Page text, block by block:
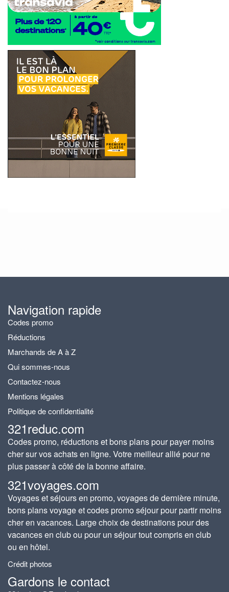
Navigation rapide
Codes promo
Réductions
Marchands de A à Z
Qui sommes-nous
Contactez-nous
Mentions légales
Politique de confidentialité
321reduc.com
Codes promo, réductions et bons plans pour payer moins
cher sur vos achats en ligne. Votre meilleur allié pour ne
plus passer à côté de la bonne affaire.
321voyages.com
Voyages et séjours en promo, voyages de dernière minute,
bons plans voyage et codes promo séjour pour partir moins
cher en vacances. Large choix de destinations pour des
vacances en club ou pour un séjour tout compris en club
ou en hôtel.
Crédit photos
Gardons le contact